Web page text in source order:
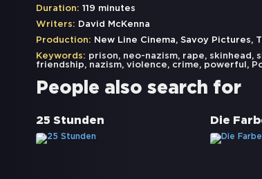
Duration: 119 minutes
Writers: David McKenna
Production: New Line Cinema, Savoy Pictures,
Keywords: prison, neo-nazism, rape, skinhead ,
friendship, nazism, violence, crime, powerful ,
People also search for
25 Stunden Die